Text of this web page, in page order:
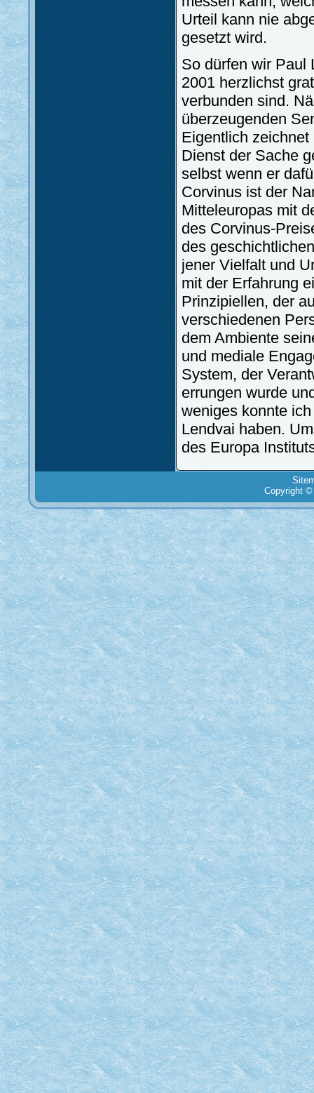
Urteil kann nie
gesetzt wird.
So dürfen wir Paul
2001 herzlichst
verbunden sind.
überzeugenden
Eigentlich
Dienst der Sache
selbst wenn er
Corvinus ist der
Mitteleuropas mit
des Corvinus-
des
jener Vielfalt und
mit der Erfahrung
Prinzipiellen, der
verschiedenen
dem Ambiente
und mediale
System, der
errungen wurde
weniges konnte
Lendvai haben.
des Europa
Copyright ©